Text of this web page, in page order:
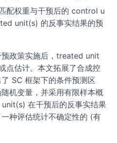
配权重与干预后的 control u
unit(s) 的反事实结果的预
政策实施后，treated unit
点估计。本文拓展了合成控
SC 框架下的条件预测区
机变量，并采用有限样本概
在干预后的反事实结果
种评估统计不确定性的 (有